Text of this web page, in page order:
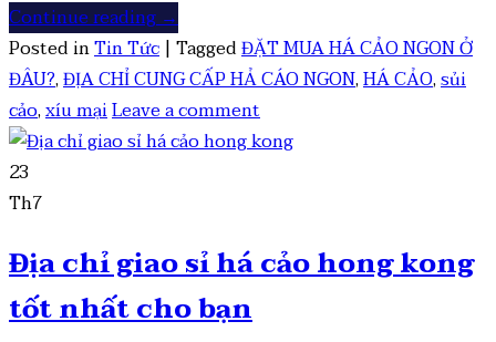
Continue reading→
Posted inTin Tức | TaggedĐẶT MUA HÁ CẢO NGON Ở
ĐÂU?,ĐỊA CHỈ CUNG CẤP HẢ CÁO NGON,HÁ CẢO,sủi
cảo,xíu mạiLeave a comment
23
Th7
Địa chỉ giao sỉ há cảo hong kong
tốt nhất cho bạn